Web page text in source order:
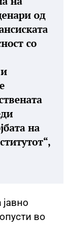
од
со
на
во